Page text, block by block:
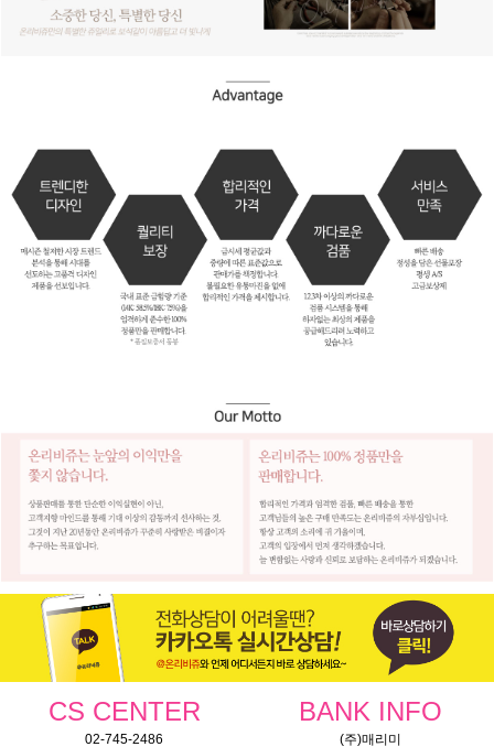
CS CENTER BANK INFO
02-745-2486 (주)매리미